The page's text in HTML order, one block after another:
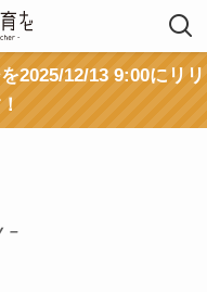
2025/12/13 9:00にリリ
–